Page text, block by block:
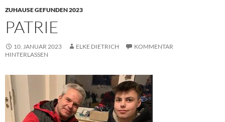
ZUHAUSE GEFUNDEN 2023
PATRIE
10. JANUAR 2023 ELKE DIETRICH
KOMMENTAR
HINTERLASSEN